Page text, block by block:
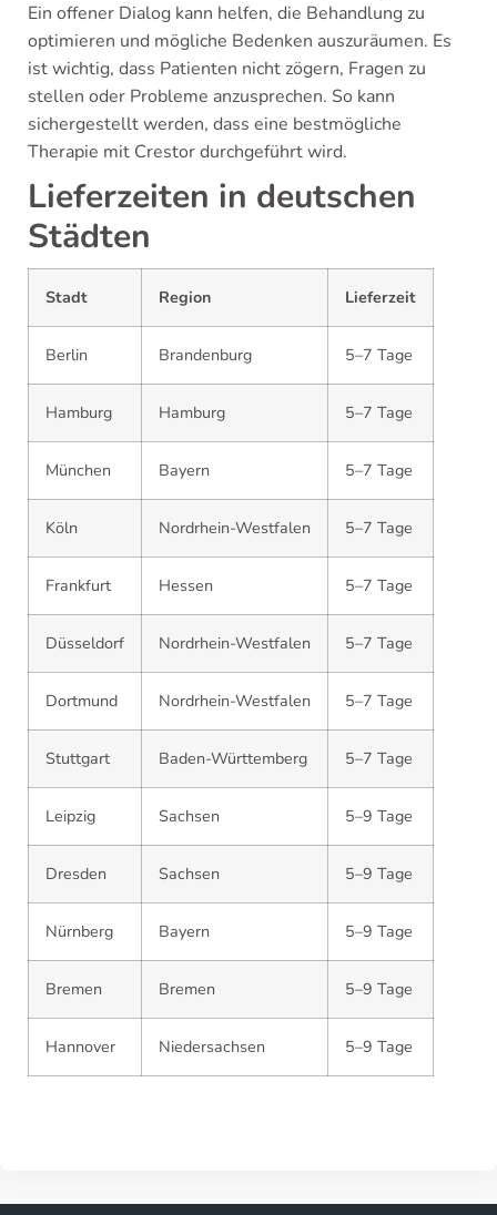
Ein offener Dialog kann helfen, die Behandlung zu
optimieren und mögliche Bedenken auszuräumen. Es
ist wichtig, dass Patienten nicht zögern, Fragen zu
stellen oder Probleme anzusprechen. So kann
sichergestellt werden, dass eine bestmögliche
Therapie mit Crestor durchgeführt wird.
Lieferzeiten in deutschen
Städten
Stadt Region Lieferzeit
Berlin Brandenburg 5–7 Tage
Hamburg Hamburg 5–7 Tage
München Bayern 5–7 Tage
Köln Nordrhein-Westfalen 5–7 Tage
Frankfurt Hessen 5–7 Tage
Düsseldorf Nordrhein-Westfalen 5–7 Tage
Dortmund Nordrhein-Westfalen 5–7 Tage
Stuttgart Baden-Württemberg 5–7 Tage
Leipzig Sachsen 5–9 Tage
Dresden Sachsen 5–9 Tage
Nürnberg Bayern 5–9 Tage
Bremen Bremen 5–9 Tage
Hannover Niedersachsen 5–9 Tage